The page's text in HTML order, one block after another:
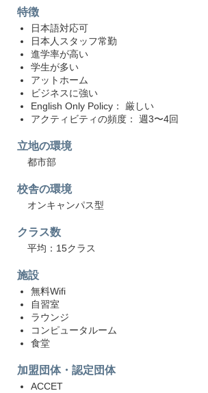
特徴
日本語対応可
日本人スタッフ常勤
進学率が高い
学生が多い
アットホーム
ビジネスに強い
English Only Policy： 厳しい
アクティビティの頻度： 週3〜4回
立地の環境
都市部
校舎の環境
オンキャンパス型
クラス数
平均：15クラス
施設
無料Wifi
自習室
ラウンジ
コンピュータルーム
食堂
加盟団体・認定団体
ACCET